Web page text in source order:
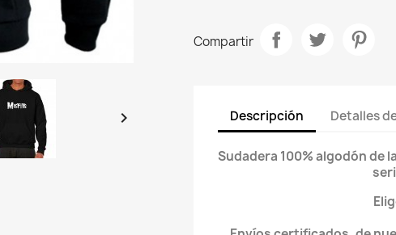

Compartir
Descripción Detalles
Sudadera 100% algodón de